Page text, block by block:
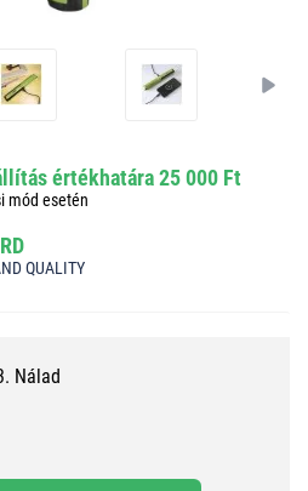
értékhatára 25 000 Ft
mód esetén
QUALITY
Nálad